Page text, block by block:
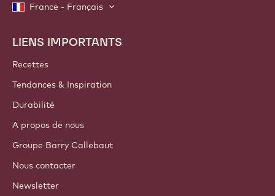
France - Français
Footer
Callebaut
LIENS IMPORTANTS
Recettes
Tendances & Inspiration
Durabilité
A propos de nous
Groupe Barry Callebaut
Nous contacter
Newsletter